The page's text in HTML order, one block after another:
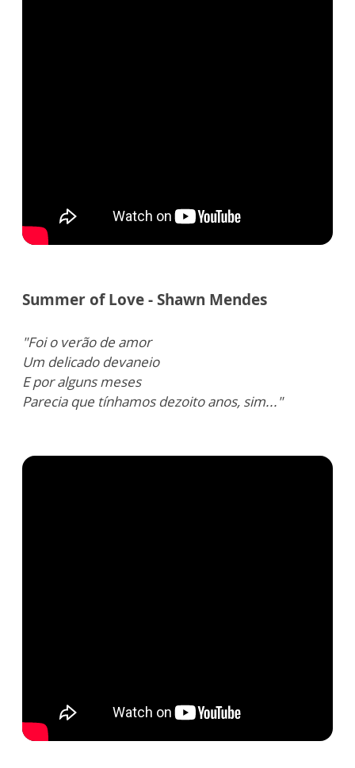
Summer of Love - Shawn Mendes
"Foi o verão de amor
Um delicado devaneio
E por alguns meses
Parecia que tínhamos dezoito anos, sim..."